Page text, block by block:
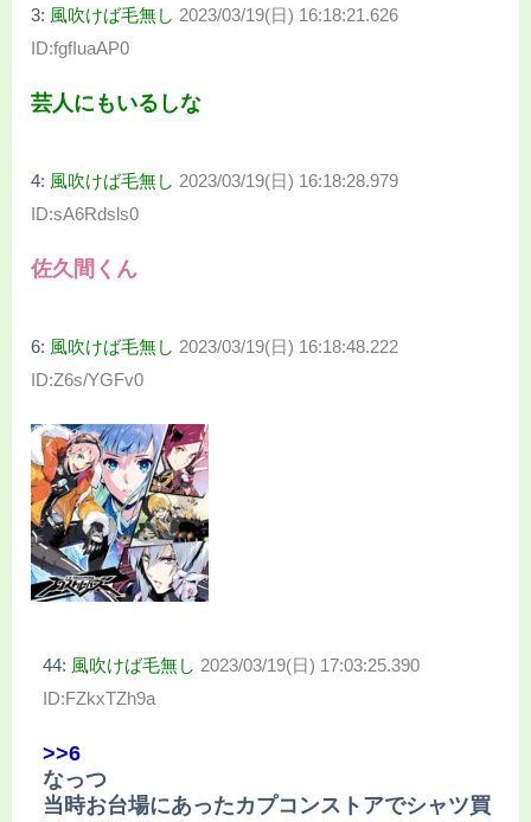
3: 風吹けば毛無し 2023/03/19(日) 16:18:21.626
ID:fgfIuaAP0
芸人にもいるしな
4: 風吹けば毛無し 2023/03/19(日) 16:18:28.979
ID:sA6Rdsls0
佐久間くん
6: 風吹けば毛無し 2023/03/19(日) 16:18:48.222
ID:Z6s/YGFv0
44: 風吹けば毛無し 2023/03/19(日) 17:03:25.390
ID:FZkxTZh9a
>>6
なっつ
当時お台場にあったカプコンストアでシャツ買